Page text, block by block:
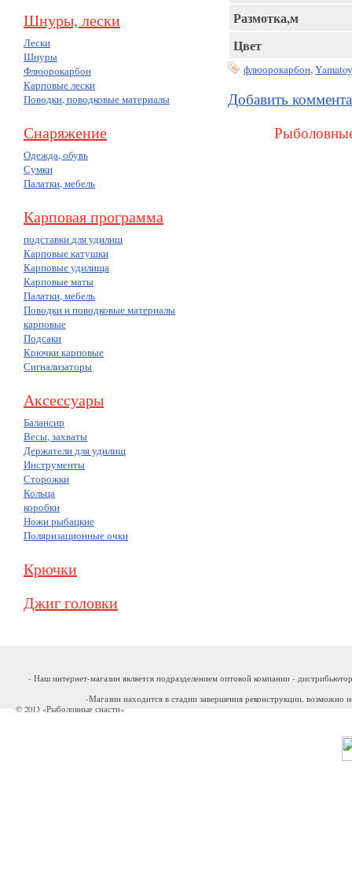
Шнуры, лески
Лески
Шнуры
Флюорокарбон
Карповые лески
Поводки, поводковые материалы
Снаряжение
Одежда, обувь
Сумки
Палатки, мебель
Карповая программа
подставки для удилищ
Карповые катушки
Карповые удилища
Карповые маты
Палатки, мебель
Поводки и поводковые материалы
карповые
Подсаки
Крючки карповые
Сигнализаторы
Аксессуары
Балансир
Весы, захваты
Держатели для удилищ
Инструменты
Сторожки
Кольца
коробки
Ножи рыбацкие
Поляризационные очки
Крючки
Джиг головки
Размотка,м
Цвет
флюорокарбон,
Добавить
- Наш интернет-магазин является подразделением оптовой компании -
-Магазин находится в стадии завершения реконструкции, возможно
© 2013 «Рыболовные снасти»